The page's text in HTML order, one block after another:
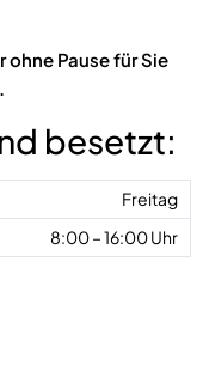
Pause für Sie
besetzt:
Freitag
8:00 – 16:00 Uhr